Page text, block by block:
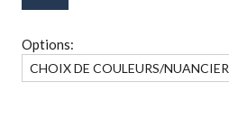
Options:
CHOIX DE COULEURS/NUANCIER